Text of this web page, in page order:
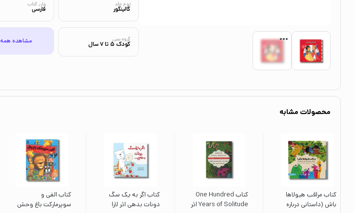
نوع جلد
گالینگور
زبان کتاب
فارسی
گروه سنی
کودک 5 تا 7 سال مشاهده همه
محصولات مشابه
کتاب مراقب هیولاها
باش (داستانی درباره
کتاب One Hundred
Years of Solitude اثر
کتاب اگر به یک سگ
دونات بدهی اثر لارا
کتاب الفی و
سوپرمارکت باغ وحش